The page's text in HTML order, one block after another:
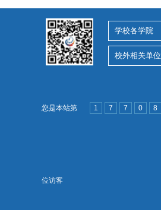
学校各学院
校外相关单位
您是本站第 1 7 7 0 8
位访客